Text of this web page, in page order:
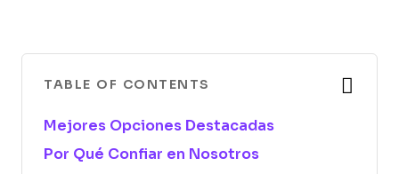
TABLE OF CONTENTS
Mejores Opciones Destacadas
Por Qué Confiar en Nosotros